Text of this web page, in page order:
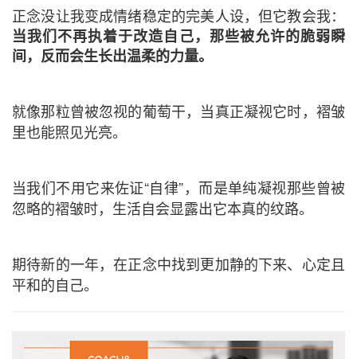
正念没让我变成情绪稳定的完美人设，但它教会我：
当我们不再执着于改造自己，那些被允许的脆弱瞬
间，反而会生长出温柔的力量。
就像那粒曾被忽视的葡萄干，当真正凝视它时，褶皱
里也能照见光亮。
当我们不用它来佐证“自律”，而是单纯凝视那些曾被
忽略的褶皱时，生活自会显露出它本真的纹路。
期待新的一年，在正念中找到更加静的下来、心定且
平和的自己。